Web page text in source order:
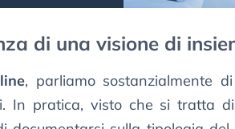
di una visione di
, parliamo sostanzialmente
In pratica, visto che si tratta